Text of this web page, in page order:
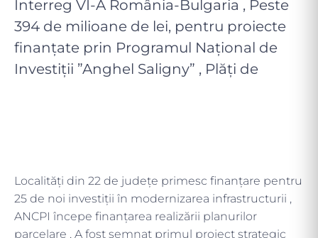
Interreg VI-A România-Bulgaria , Peste
394 de milioane de lei, pentru proiecte
finanțate prin Programul Național de
Investiții ”Anghel Saligny” , Plăți de
Localități din 22 de județe primesc finanțare pentru
25 de noi investiții în modernizarea infrastructurii ,
ANCPI începe finanțarea realizării planurilor
parcelare , A fost semnat primul proiect strategic